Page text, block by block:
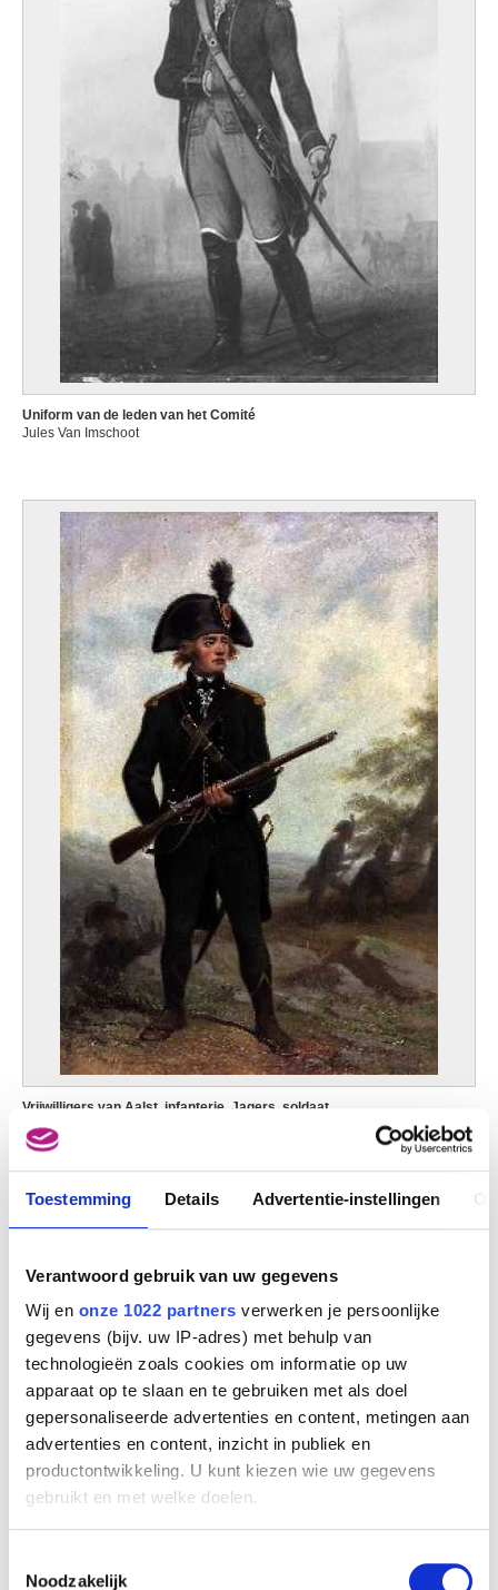
Toestemming Details Advertentie-instellingen
Verantwoord gebruik van uw gegevens
Wij en onze 1022 partners verwerken je persoonlijke
gegevens (bijv. uw IP-adres) met behulp van
technologieën zoals cookies om informatie op uw
apparaat op te slaan en te gebruiken met als doel
gepersonaliseerde advertenties en content, metingen aan
advertenties en content, inzicht in publiek en
productontwikkeling. U kunt kiezen wie uw gegevens
gebruikt en met welke doelen.
Informatie verzamelen over uw geografische
Noodzakelijk
Uniform van de leden van het Comité
Jules Van Imschoot
Vrijwilligers van Aalst, infanterie, Jagers, soldaat
Jules Van Imschoot